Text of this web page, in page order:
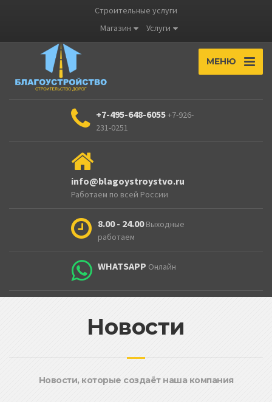
Строительные услуги
Магазин
Услуги
МЕНЮ
+7-495-648-6055+7-926-
231-0251
info@blagoystroystvo.ru
Работаем по всей России
8.00 - 24.00 Выходные
работаем
WHATSAPP Онлайн
Новости
Новости, которые создаёт наша компания